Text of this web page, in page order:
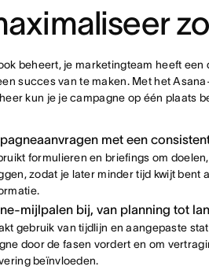
beheert, je marketingteam heeft
succes van te maken. Met het
kun je je campagne op één plaats
met een
formulieren en briefings om
zodat je later minder tijd kwijt bent
mijlpalen bij, van planning tot
gebruik van tijdlijn en aangepaste
door de fasen vordert en om
beïnvloeden.